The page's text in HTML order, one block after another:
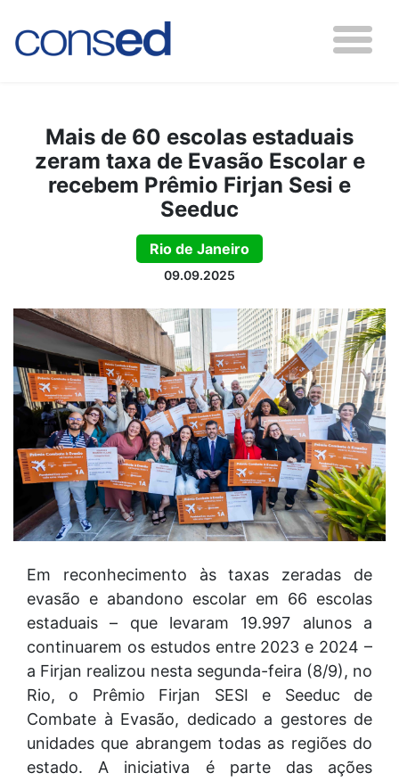
Mais de 60 escolas estaduais
zeram taxa de Evasão Escolar e
recebem Prêmio Firjan Sesi e
Seeduc
Rio de Janeiro
09.09.2025
Em reconhecimento às taxas zeradas de
evasão e abandono escolar em 66 escolas
estaduais – que levaram 19.997 alunos a
continuarem os estudos entre 2023 e 2024 –
a Firjan realizou nesta segunda-feira (8/9), no
Rio, o Prêmio Firjan SESI e Seeduc de
Combate à Evasão, dedicado a gestores de
unidades que abrangem todas as regiões do
estado. A iniciativa é parte das ações